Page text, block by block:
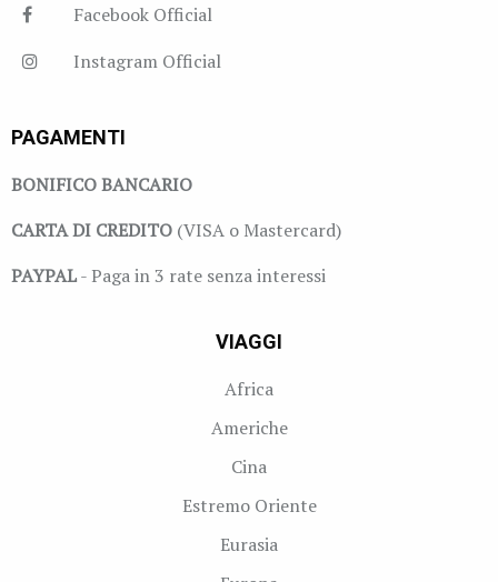
Facebook Official
Instagram Official
PAGAMENTI
BONIFICO BANCARIO
CARTA DI CREDITO (VISA o Mastercard)
PAYPAL- Paga in 3 rate senza interessi
VIAGGI
Africa
Americhe
Cina
Estremo Oriente
Eurasia